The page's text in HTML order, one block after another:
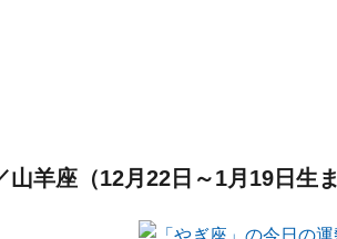
山羊座（12月22日～1月19日生ま